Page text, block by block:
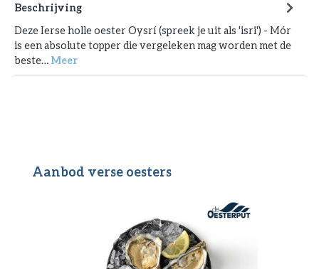
Beschrijving
Deze Ierse holle oester Oysrí (spreek je uit als 'isri') - Mór
is een absolute topper die vergeleken mag worden met de
beste… Meer
Productgalerij overslaan
Aanbod verse oesters